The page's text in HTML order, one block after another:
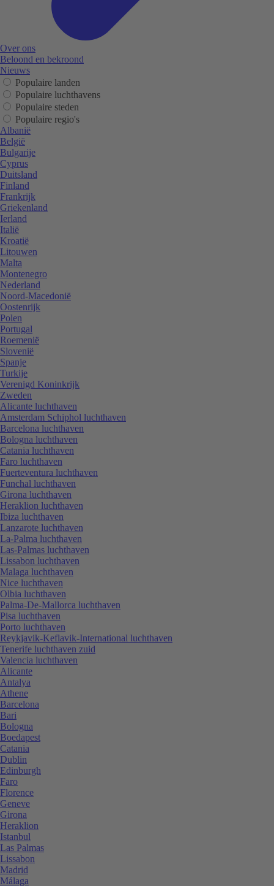
Over ons
Beloond en bekroond
Nieuws
Populaire landen
Populaire luchthavens
Populaire steden
Populaire regio's
Albanië
België
Bulgarije
Cyprus
Duitsland
Finland
Frankrijk
Griekenland
Ierland
Italië
Kroatië
Litouwen
Malta
Montenegro
Nederland
Noord-Macedonië
Oostenrijk
Polen
Portugal
Roemenië
Slovenië
Spanje
Turkije
Verenigd Koninkrijk
Zweden
Alicante luchthaven
Amsterdam Schiphol luchthaven
Barcelona luchthaven
Bologna luchthaven
Catania luchthaven
Faro luchthaven
Fuerteventura luchthaven
Funchal luchthaven
Girona luchthaven
Heraklion luchthaven
Ibiza luchthaven
Lanzarote luchthaven
La-Palma luchthaven
Las-Palmas luchthaven
Lissabon luchthaven
Malaga luchthaven
Nice luchthaven
Olbia luchthaven
Palma-De-Mallorca luchthaven
Pisa luchthaven
Porto luchthaven
Reykjavik-Keflavik-International luchthaven
Tenerife luchthaven zuid
Valencia luchthaven
Alicante
Antalya
Athene
Barcelona
Bari
Bologna
Boedapest
Catania
Dublin
Edinburgh
Faro
Florence
Geneve
Girona
Heraklion
Istanbul
Las Palmas
Lissabon
Madrid
Málaga